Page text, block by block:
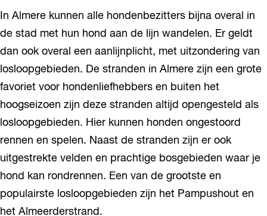
In Almere kunnen alle hondenbezitters bijna overal in
de stad met hun hond aan de lijn wandelen. Er geldt
dan ook overal een aanlijnplicht, met uitzondering van
losloopgebieden. De stranden in Almere zijn een grote
favoriet voor hondenliefhebbers en buiten het
hoogseizoen zijn deze stranden altijd opengesteld als
losloopgebieden. Hier kunnen honden ongestoord
rennen en spelen. Naast de stranden zijn er ook
uitgestrekte velden en prachtige bosgebieden waar je
hond kan rondrennen. Een van de grootste en
populairste losloopgebieden zijn het Pampushout en
het Almeerderstrand.